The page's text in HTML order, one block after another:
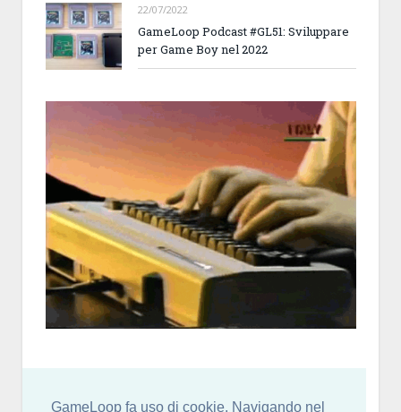
GameLoop fa uso di cookie. Navigando nel
22/07/2022
GameLoop Podcast #GL51: Sviluppare
per Game Boy nel 2022